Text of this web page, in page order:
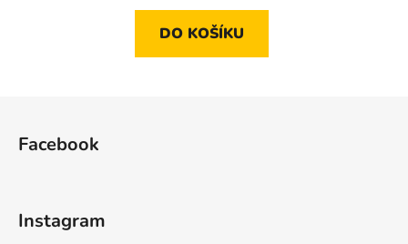
DO KOŠÍKU
Facebook
Instagram